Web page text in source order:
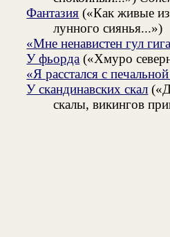
Фантазия («Как живые
лунного сиянья...»)
«Мне ненавистен гул
У фьорда («Хмуро
«Я расстался с
У скандинавских скал
скалы, викингов